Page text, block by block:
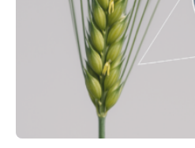
ist. Sie besitzt also eine Art
Ergebnisse der Studie wurden
Fachzeitschrift „Nature“
Forschungsgruppe hat die